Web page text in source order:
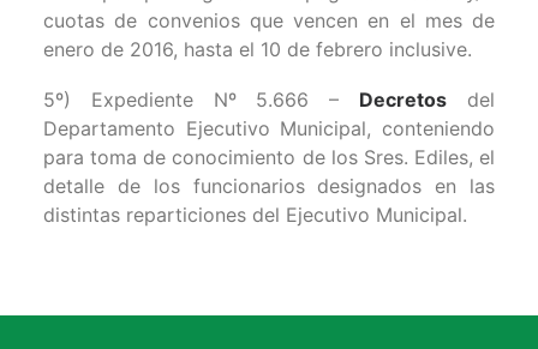
cuotas de convenios que vencen en el mes de
enero de 2016, hasta el 10 de febrero inclusive.
5º) Expediente Nº 5.666 – Decretos del
Departamento Ejecutivo Municipal, conteniendo
para toma de conocimiento de los Sres. Ediles, el
detalle de los funcionarios designados en las
distintas reparticiones del Ejecutivo Municipal.